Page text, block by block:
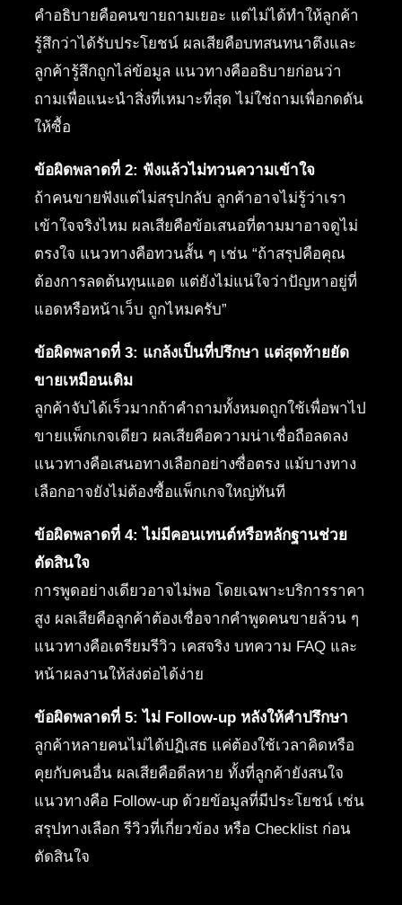
คำอธิบายคือคนขายถามเยอะ แต่ไม่ได้ทำให้ลูกค้า
รู้สึกว่าได้รับประโยชน์ ผลเสียคือบทสนทนาตึงและ
ลูกค้ารู้สึกถูกไล่ข้อมูล แนวทางคืออธิบายก่อนว่า
ถามเพื่อแนะนำสิ่งที่เหมาะที่สุด ไม่ใช่ถามเพื่อกดดัน
ให้ซื้อ
ข้อผิดพลาดที่ 2: ฟังแล้วไม่ทวนความเข้าใจ
ถ้าคนขายฟังแต่ไม่สรุปกลับ ลูกค้าอาจไม่รู้ว่าเรา
เข้าใจจริงไหม ผลเสียคือข้อเสนอที่ตามมาอาจดูไม่
ตรงใจ แนวทางคือทวนสั้น ๆ เช่น “ถ้าสรุปคือคุณ
ต้องการลดต้นทุนแอด แต่ยังไม่แน่ใจว่าปัญหาอยู่ที่
แอดหรือหน้าเว็บ ถูกไหมครับ”
ข้อผิดพลาดที่ 3: แกล้งเป็นที่ปรึกษา แต่สุดท้ายยัด
ขายเหมือนเดิม
ลูกค้าจับได้เร็วมากถ้าคำถามทั้งหมดถูกใช้เพื่อพาไป
ขายแพ็กเกจเดียว ผลเสียคือความน่าเชื่อถือลดลง
แนวทางคือเสนอทางเลือกอย่างซื่อตรง แม้บางทาง
เลือกอาจยังไม่ต้องซื้อแพ็กเกจใหญ่ทันที
ข้อผิดพลาดที่ 4: ไม่มีคอนเทนต์หรือหลักฐานช่วย
ตัดสินใจ
การพูดอย่างเดียวอาจไม่พอ โดยเฉพาะบริการราคา
สูง ผลเสียคือลูกค้าต้องเชื่อจากคำพูดคนขายล้วน ๆ
แนวทางคือเตรียมรีวิว เคสจริง บทความ FAQ และ
หน้าผลงานให้ส่งต่อได้ง่าย
ข้อผิดพลาดที่ 5: ไม่ Follow-up หลังให้คำปรึกษา
ลูกค้าหลายคนไม่ได้ปฏิเสธ แค่ต้องใช้เวลาคิดหรือ
คุยกับคนอื่น ผลเสียคือดีลหาย ทั้งที่ลูกค้ายังสนใจ
แนวทางคือ Follow-up ด้วยข้อมูลที่มีประโยชน์ เช่น
สรุปทางเลือก รีวิวที่เกี่ยวข้อง หรือ Checklist ก่อน
ตัดสินใจ